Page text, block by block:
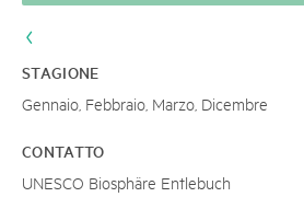
STAGIONE
Gennaio, Febbraio, Marzo, Dicembre
CONTATTO
UNESCO Biosphäre Entlebuch